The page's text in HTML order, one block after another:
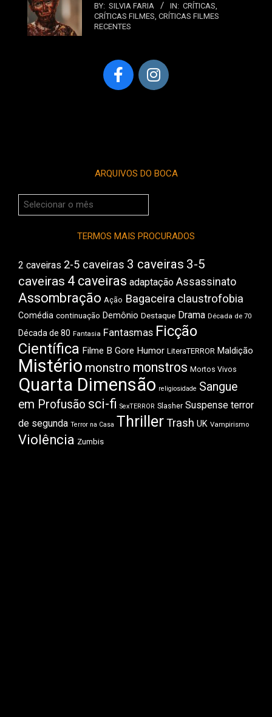
BY: SILVIA FARIA IN: CRÍTICAS
CRÍTICAS FILMES CRÍTICAS FILMES
RECENTES
ARQUIVOS DO BOCA
Arquivos
do
TERMOS MAIS PROCURADOS
2 caveiras 2-5 caveiras 3 caveiras 3-5
caveiras 4 caveiras adaptação Assassinato
Assombração Ação Bagaceira claustrofobia
Comédia continuação Demônio Destaque Drama Década de 70
Década de 80 Fantasia Fantasmas Ficção
Científica Filme B Gore Humor LiteraTERROR Maldição
Mistério monstro monstros Mortos Vivos
Quarta Dimensão religiosidade Sangue
em Profusão sci-fi SexTERROR Slasher Suspense terror
de segunda Terror na Casa ThrillerTrash UK Vampirismo
Violência Zumbis